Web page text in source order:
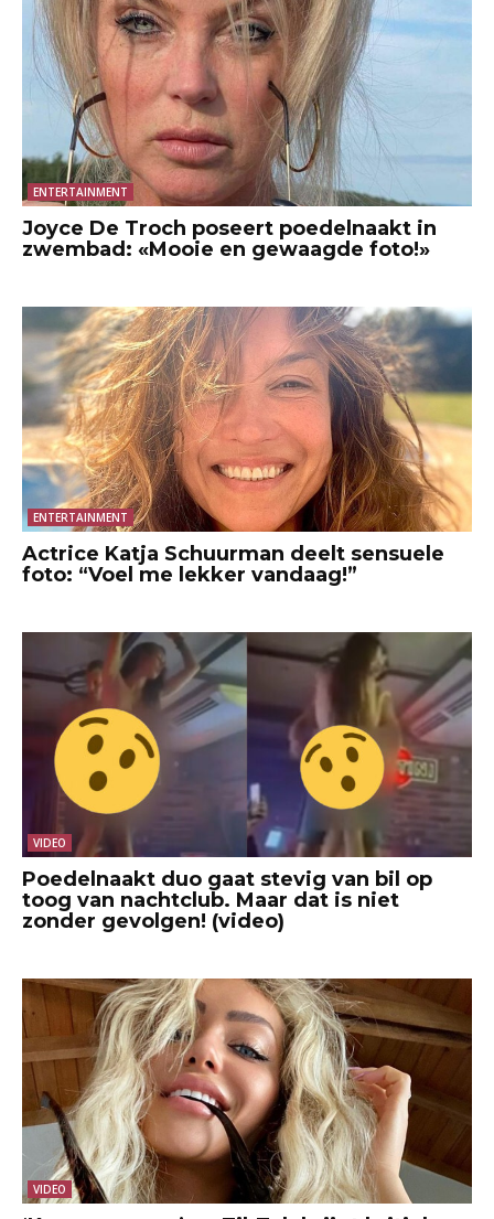
ENTERTAINMENT
Joyce De Troch poseert poedelnaakt in
zwembad: «Mooie en gewaagde foto!»
ENTERTAINMENT
Actrice Katja Schuurman deelt sensuele
foto: “Voel me lekker vandaag!”
VIDEO
Poedelnaakt duo gaat stevig van bil op
toog van nachtclub. Maar dat is niet
zonder gevolgen! (video)
VIDEO